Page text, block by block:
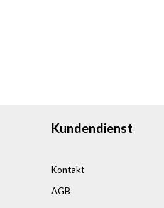
Kundendienst
Kontakt
AGB